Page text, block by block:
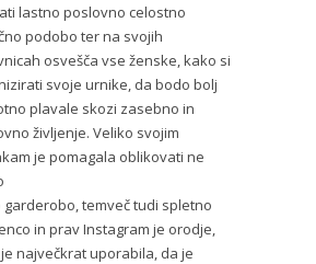
lastno poslovno celostno
podobo ter na svojih
osvešča vse ženske, kako si
svoje urnike, da bodo bolj
plavale skozi zasebno in
življenje. Veliko svojim
je pomagala oblikovati ne
garderobo, temveč tudi spletno
in prav Instagram je orodje,
največkrat uporabila, da je